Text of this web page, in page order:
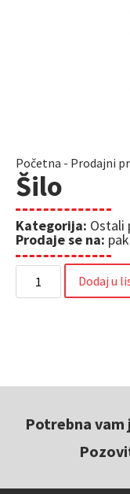
Početna - Prodajni
Šilo
Kategorija: Ostali
Prodaje se na:
Dodaj u
Potrebna vam